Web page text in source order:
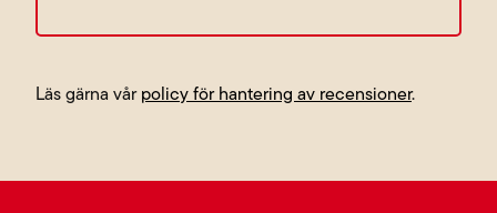
Läs gärna vår policy för hantering av recensioner.